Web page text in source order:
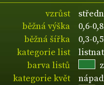
vzrůst
běžná výška
0,6-
běžná šířka
0,3-
kategorie list
barva listů
kategorie květ